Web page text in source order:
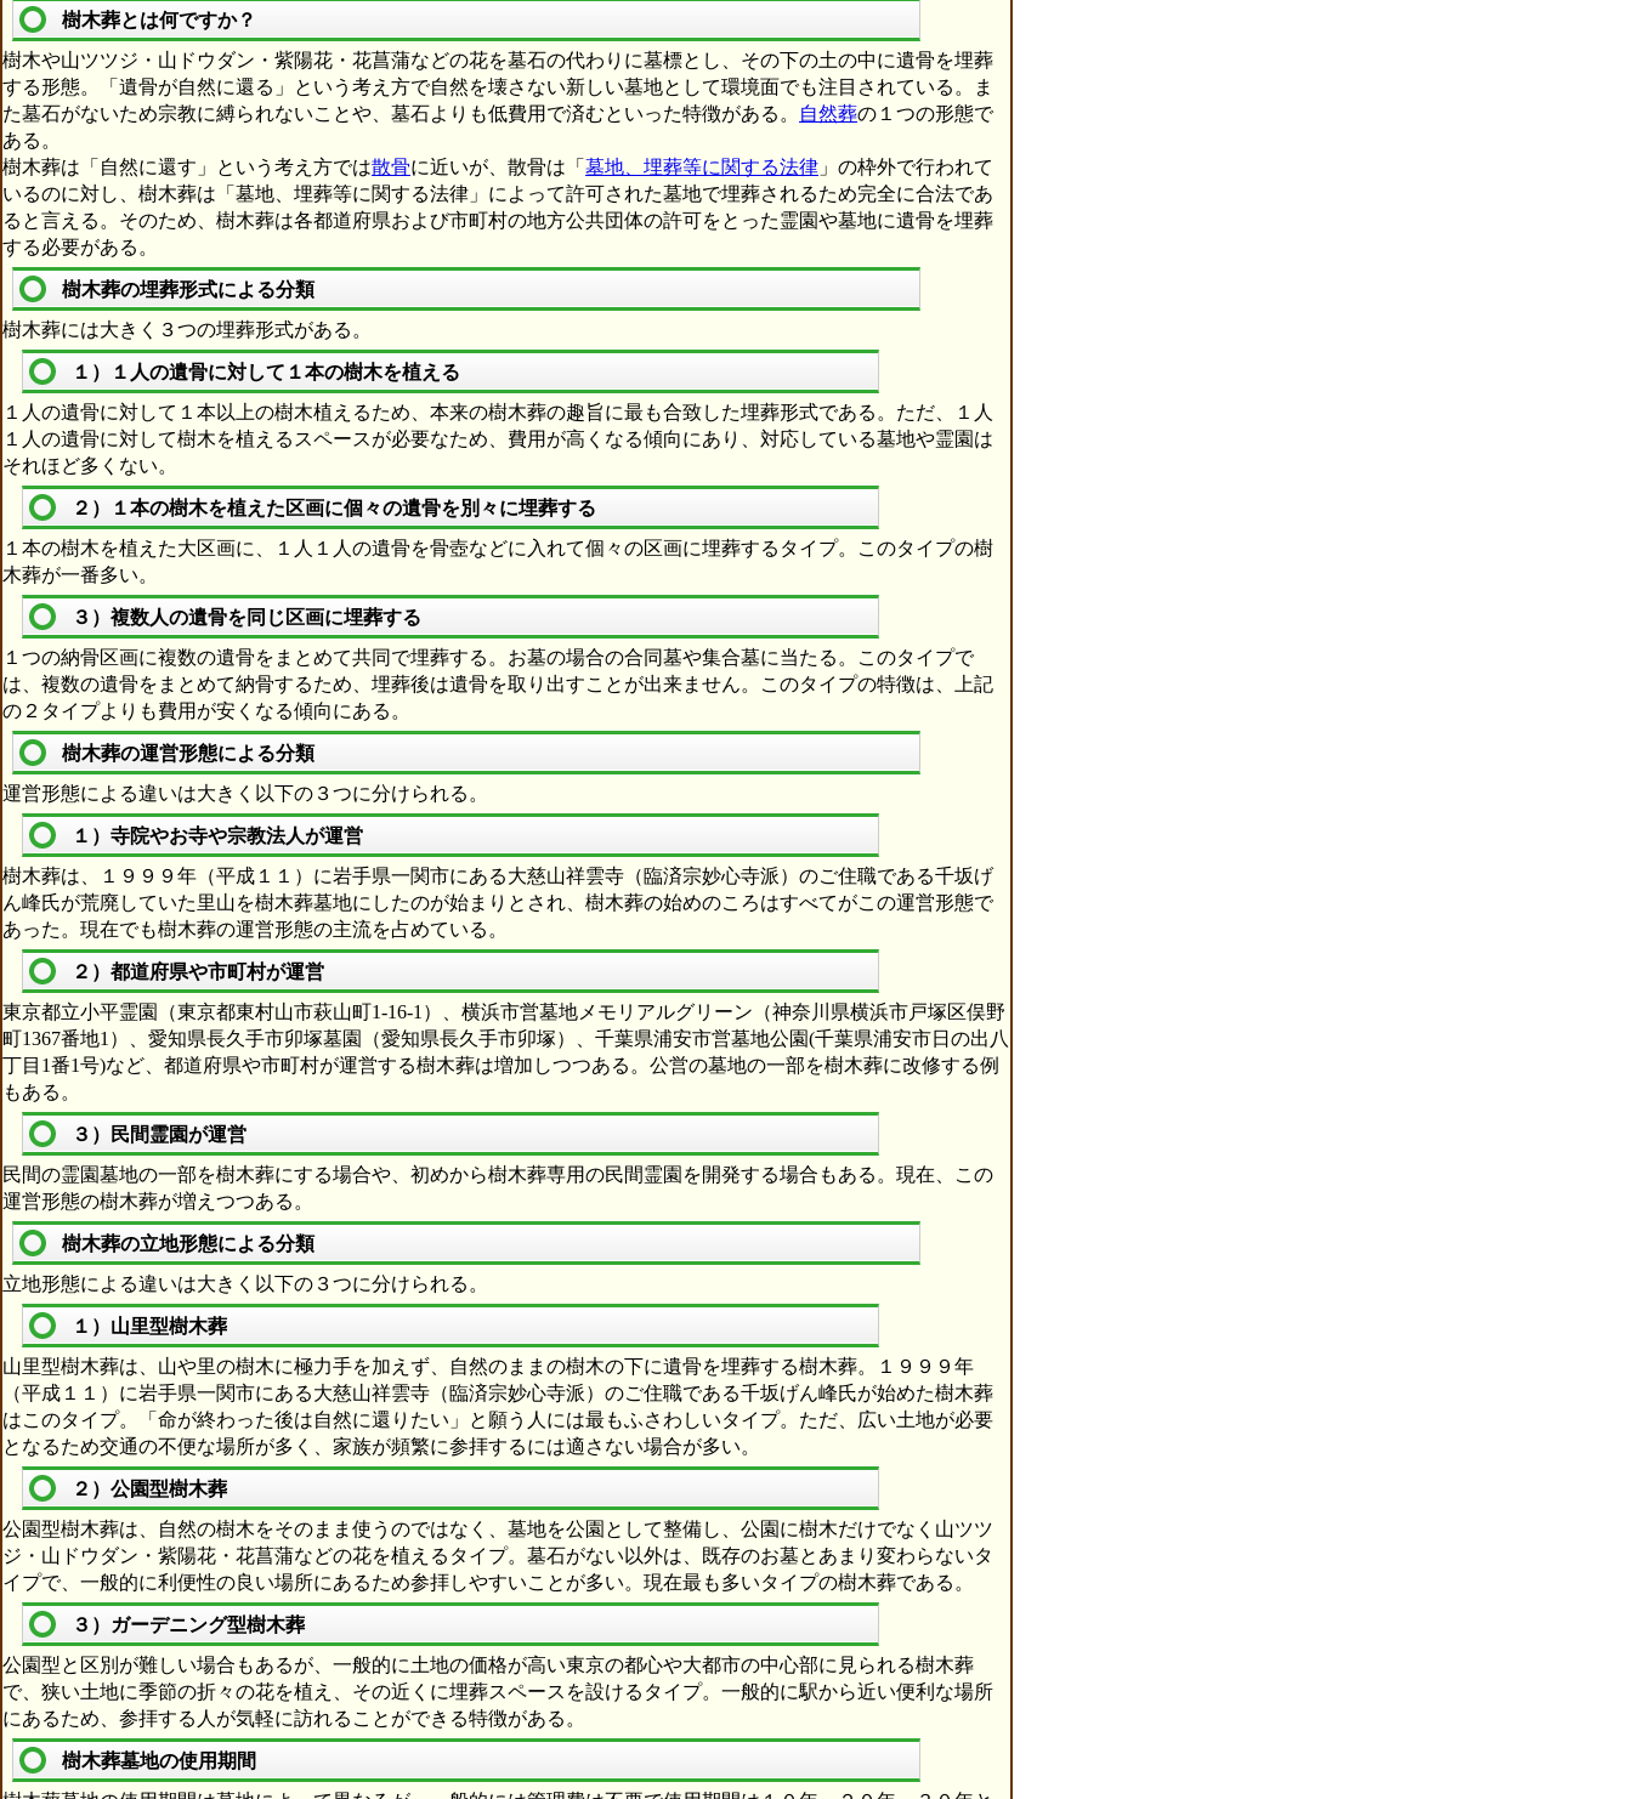
樹木葬とは何ですか？
樹木や山ツツジ・山ドウダン・紫陽花・花菖蒲などの花を墓石の代わりに墓標とし、その下の土の中に遺骨を埋葬
する形態。「遺骨が自然に還る」という考え方で自然を壊さない新しい墓地として環境面でも注目されている。ま
た墓石がないため宗教に縛られないことや、墓石よりも低費用で済むといった特徴がある。
自然葬の１つの形態で
ある。
樹木葬は「自然に還す」という考え方では散骨に近いが、散骨は「 墓地、埋葬等に関する法律 」の枠外で行われて
いるのに対し、樹木葬は「墓地、埋葬等に関する法律」によって許可された墓地で埋葬されるため完全に合法であ
ると言える。そのため、樹木葬は各都道府県および市町村の地方公共団体の許可をとった霊園や墓地に遺骨を埋葬
する必要がある。
樹木葬の埋葬形式による分類
樹木葬には大きく３つの埋葬形式がある。
１）１人の遺骨に対して１本の樹木を植える
１人の遺骨に対して１本以上の樹木植えるため、本来の樹木葬の趣旨に最も合致した埋葬形式である。ただ、１人
１人の遺骨に対して樹木を植えるスペースが必要なため、費用が高くなる傾向にあり、対応している墓地や霊園は
それほど多くない。
２）１本の樹木を植えた区画に個々の遺骨を別々に埋葬する
１本の樹木を植えた大区画に、１人１人の遺骨を骨壺などに入れて個々の区画に埋葬するタイプ。このタイプの樹
木葬が一番多い。
３）複数人の遺骨を同じ区画に埋葬する
１つの納骨区画に複数の遺骨をまとめて共同で埋葬する。お墓の場合の合同墓や集合墓に当たる。このタイプで
は、複数の遺骨をまとめて納骨するため、埋葬後は遺骨を取り出すことが出来ません。このタイプの特徴は、上記
の２タイプよりも費用が安くなる傾向にある。
樹木葬の運営形態による分類
運営形態による違いは大きく以下の３つに分けられる。
１）寺院やお寺や宗教法人が運営
樹木葬は、１９９９年（平成１１）に岩手県一関市にある大慈山祥雲寺（臨済宗妙心寺派）のご住職である千坂げ
ん峰氏が荒廃していた里山を樹木葬墓地にしたのが始まりとされ、樹木葬の始めのころはすべてがこの運営形態で
あった。現在でも樹木葬の運営形態の主流を占めている。
２）都道府県や市町村が運営
東京都立小平霊園（東京都東村山市萩山町1-16-1）、横浜市営墓地メモリアルグリーン（神奈川県横浜市戸塚区俣野
町1367番地1）、愛知県長久手市卯塚墓園（愛知県長久手市卯塚）、千葉県浦安市営墓地公園(千葉県浦安市日の出八
丁目1番1号)など、都道府県や市町村が運営する樹木葬は増加しつつある。公営の墓地の一部を樹木葬に改修する例
もある。
３）民間霊園が運営
民間の霊園墓地の一部を樹木葬にする場合や、初めから樹木葬専用の民間霊園を開発する場合もある。現在、この
運営形態の樹木葬が増えつつある。
樹木葬の立地形態による分類
立地形態による違いは大きく以下の３つに分けられる。
１）山里型樹木葬
山里型樹木葬は、山や里の樹木に極力手を加えず、自然のままの樹木の下に遺骨を埋葬する樹木葬。１９９９年
（平成１１）に岩手県一関市にある大慈山祥雲寺（臨済宗妙心寺派）のご住職である千坂げん峰氏が始めた樹木葬
はこのタイプ。「命が終わった後は自然に還りたい」と願う人には最もふさわしいタイプ。ただ、広い土地が必要
となるため交通の不便な場所が多く、家族が頻繁に参拝するには適さない場合が多い。
２）公園型樹木葬
公園型樹木葬は、自然の樹木をそのまま使うのではなく、墓地を公園として整備し、公園に樹木だけでなく山ツツ
ジ・山ドウダン・紫陽花・花菖蒲などの花を植えるタイプ。墓石がない以外は、既存のお墓とあまり変わらないタ
イプで、一般的に利便性の良い場所にあるため参拝しやすいことが多い。現在最も多いタイプの樹木葬である。
３）ガーデニング型樹木葬
公園型と区別が難しい場合もあるが、一般的に土地の価格が高い東京の都心や大都市の中心部に見られる樹木葬
で、狭い土地に季節の折々の花を植え、その近くに埋葬スペースを設けるタイプ。一般的に駅から近い便利な場所
にあるため、参拝する人が気軽に訪れることができる特徴がある。
樹木葬墓地の使用期間